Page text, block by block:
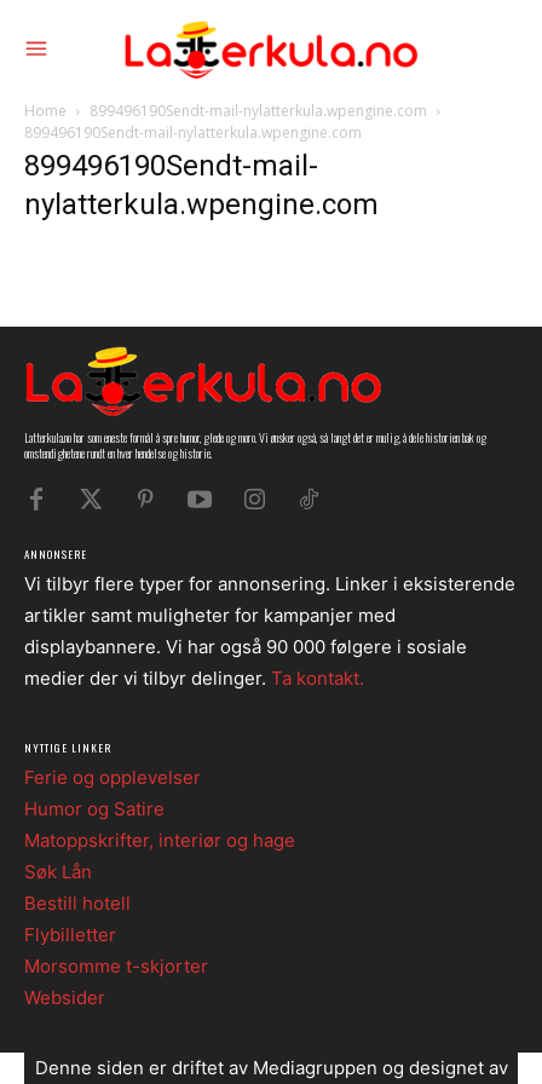
Home
899496190Sendt-mail-nylatterkula.wpengine.com
899496190Sendt-mail-nylatterkula.wpengine.com
899496190Sendt-mail-
nylatterkula.wpengine.com
Latterkula.no har som eneste formål å spre humor, glede og moro. Vi ønsker også, så langt det er mulig, å dele historien bak og
omstendighetene rundt en hver hendelse og historie.
ANNONSERE
Vi tilbyr flere typer for annonsering. Linker i eksisterende
artikler samt muligheter for kampanjer med
displaybannere. Vi har også 90 000 følgere i sosiale
medier der vi tilbyr delinger. Ta kontakt.
NYTTIGE LINKER
Ferie og opplevelser
Humor og Satire
Matoppskrifter, interiør og hage
Søk Lån
Bestill hotell
Flybilletter
Morsomme t-skjorter
Websider
Denne siden er driftet av Mediagruppen og designet av